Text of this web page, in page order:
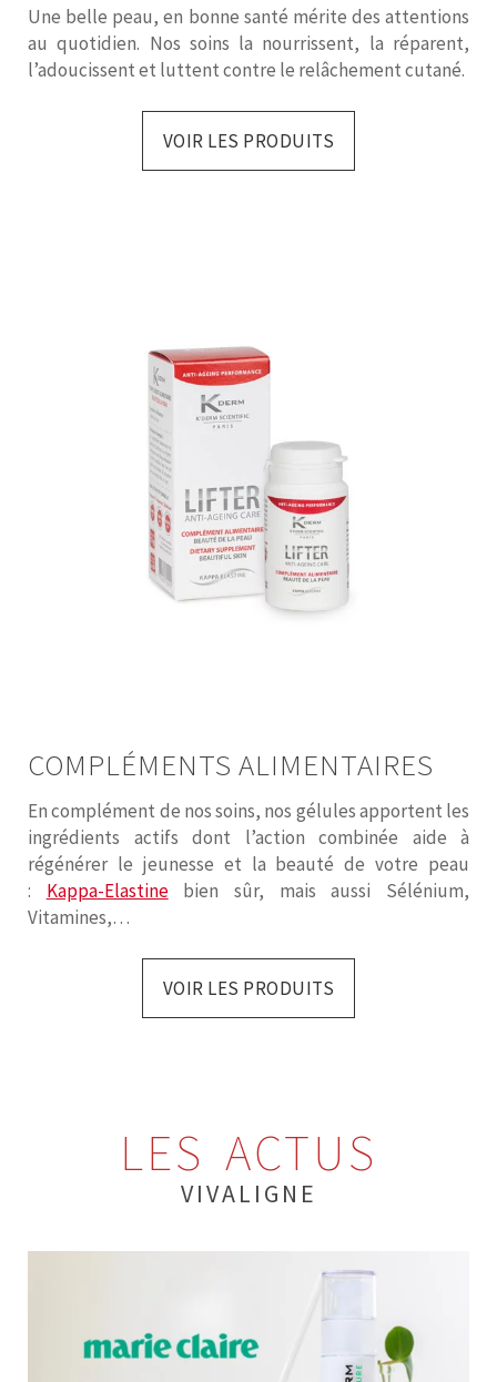
Une belle peau, en bonne santé mérite des attentions
au quotidien. Nos soins la nourrissent, la réparent,
l’adoucissent et luttent contre le relâchement cutané.
VOIR LES PRODUITS
COMPLÉMENTS ALIMENTAIRES
En complément de nos soins, nos gélules apportent les
ingrédients actifs dont l’action combinée aide à
régénérer le jeunesse et la beauté de votre peau
: Kappa-Elastinebien sûr, mais aussi Sélénium,
Vitamines,…
VOIR LES PRODUITS
LES ACTUS
VIVALIGNE